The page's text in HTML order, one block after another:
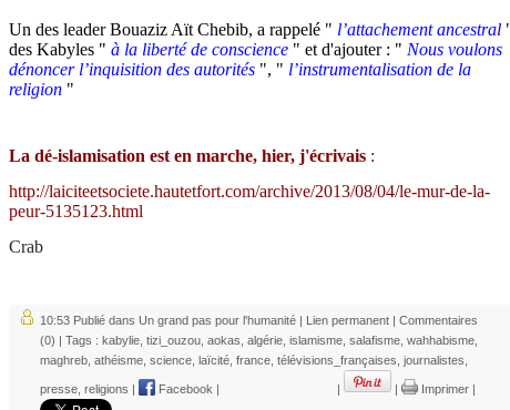
Un des leaderBouaziz Aït Chebib, a rappelé " l’attachement ancestral
des Kabyles " à la liberté de conscience " et d'ajouter : " Nous voulons
dénoncer l’inquisition des autorités ", " l’instrumentalisation de la
religion "
La dé-islamisation est en marche, hier, j'écrivais :
http://laiciteetsociete.hautetfort.com/archive/2013/08/04/le-mur-de-la-
peur-5135123.html
Crab
10:53 Publié dans Un grand pas pour l'humanité Lien permanent
Commentaires
(0) | Tags : kabylie tizi_ouzou aokas algérie islamisme salafisme wahhabisme
maghreb athéisme science laïcité france télévisions_françaises journalistes
presse religions Facebook Imprimer